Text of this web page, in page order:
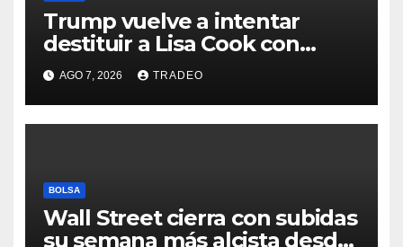
Trump vuelve a intentar
destituir a Lisa Cook con
acusaciones de fraude
hipotecario
AGO 7, 2026 TRADEO
BOLSA
Wall Street cierra con subidas
su semana más alcista desde